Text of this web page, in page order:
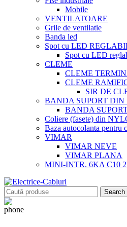
Mobile
VENTILATOARE
Grile de ventilatie
Banda led
Spot cu LED
Spot cu LED
CLEME
CLEME
CLEME
SIR DE
BANDA SUPORT DIN
BANDA
Coliere (fasete) din
Baza autocolanta pentru
VIMAR
VIMAR NEVE
VIMAR PLANA
MINI-INTR. 6KA C10
Search